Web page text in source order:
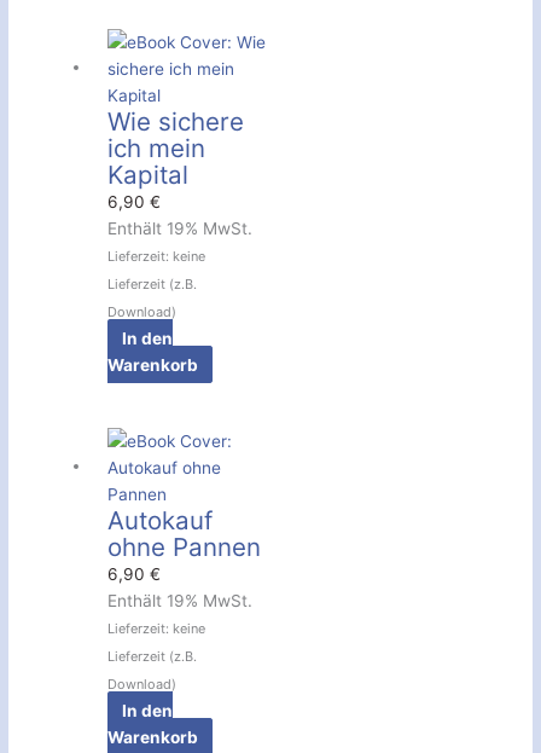
Wie sichere
ich mein
Kapital
6,90€
Enthält 19% MwSt.
Lieferzeit: keine
Lieferzeit (z.B.
Download)
In den
Warenkorb
Autokauf
ohne Pannen
6,90€
Enthält 19% MwSt.
Lieferzeit: keine
Lieferzeit (z.B.
Download)
In den
Warenkorb